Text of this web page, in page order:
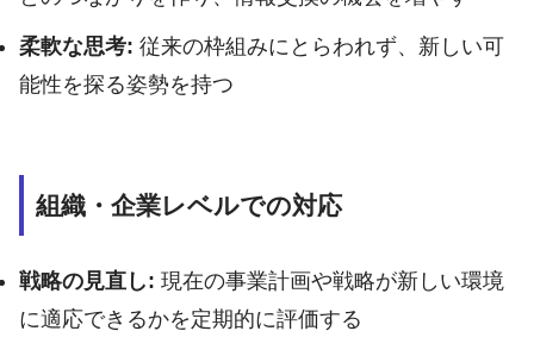
柔軟な思考: 従来の枠組みにとらわれず、新しい可
能性を探る姿勢を持つ
組織・企業レベルでの対応
戦略の見直し: 現在の事業計画や戦略が新しい環境
に適応できるかを定期的に評価する